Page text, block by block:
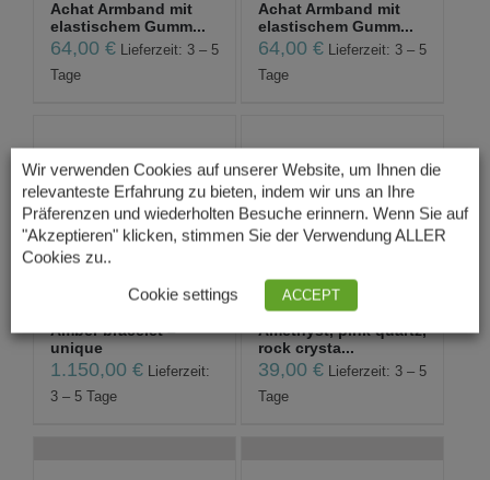
Achat Armband mit
elastischem Gumm...
64,00 €
Lieferzeit: 3 – 5
Tage
Achat Armband mit
elastischem Gumm...
64,00€
Lieferzeit: 3 – 5
Tage
Agate bracelet –
Buddah brac...
9,00€
Lieferzeit: 3 – 5
Tage
Agate bracelet –
Buddah brac...
9,00 € Lieferzeit: 3 – 5
Tage
Amber bracelet –
unique
1.150,00 €
Lieferzeit:
3 – 5 Tage
Amethyst, pink quartz,
rock crysta...
39,00€
Lieferzeit: 3 – 5
Tage
Wir verwenden Cookies auf unserer Website, um Ihnen die
relevanteste Erfahrung zu bieten, indem wir uns an Ihre
Präferenzen und wiederholten Besuche erinnern. Wenn Sie auf
"Akzeptieren" klicken, stimmen Sie der Verwendung ALLER
Cookies zu..
Cookie settings ACCEPT